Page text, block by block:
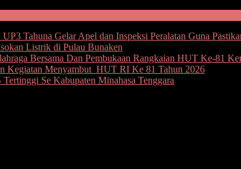
Tahuna Gelar Apel dan Inspeksi Peralatan Guna
Listrik di Pulau Bunaken
Bersama Dan Pembukaan Rangkaian HUT Ke-81
Kegiatan Menyambut HUT RI Ke 81 Tahun 2026
Se Kabupaten Minahasa Tenggara